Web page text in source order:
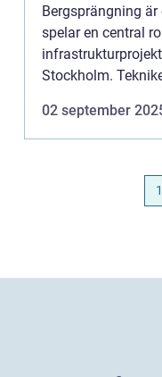
Bergsprängning
spelar en central
Stockholm.
02 september
1